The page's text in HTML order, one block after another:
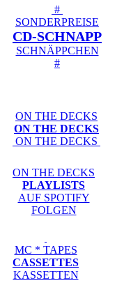
#
SONDERPREISE
CD-SCHNAPP
SCHNÄPPCHEN
#
ON THE DECKS
ON THE DECKS
ON THE DECKS
ON THE DECKS
PLAYLISTS
AUF SPOTIFY
FOLGEN
MC * TAPES
CASSETTES
KASSETTEN